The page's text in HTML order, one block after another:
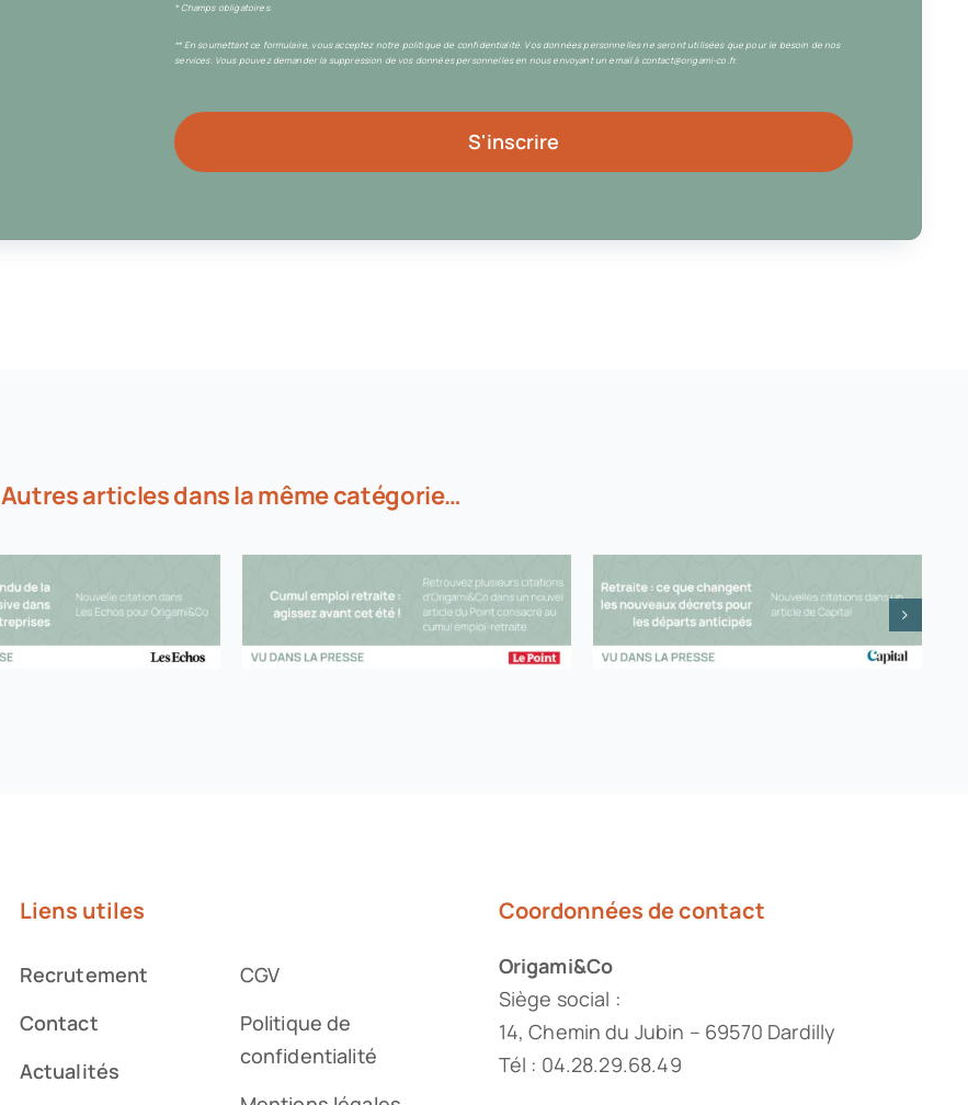
* Champs obligatoires.
** En soumettant ce formulaire, vous acceptez notre politique de confidentialité. Vos données personnelles ne seront utilisées que pour le besoin de nos
services. Vous pouvez demander la suppression de vos données personnelles en nous envoyant un email à contact@origami-co.fr.
S'inscrire
Autres articles dans la même catégorie…
Liens utiles
Recrutement
Contact
Actualités
CGV
Politique de
confidentialité
Coordonnées de contact
Origami&Co
Siège social :
14, Chemin du Jubin – 69570 Dardilly
Tél : 04.28.29.68.49